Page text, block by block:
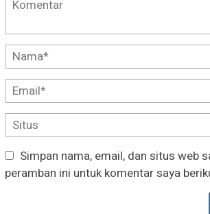
Simpan nama, email, dan situs web
peramban ini untuk komentar saya